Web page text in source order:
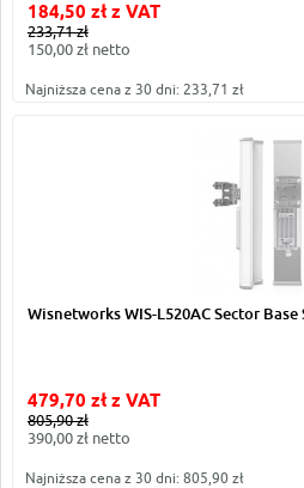
184,50 zł z VAT
233,71 zł
150,00 zł netto
Najniższa cena z 30 dni: 233,71 zł
Wisnetworks WIS-L520AC Sector
479,70 zł z VAT
805,90 zł
390,00 zł netto
Najniższa cena z 30 dni: 805,90 zł